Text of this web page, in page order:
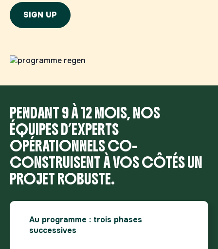
SIGN UP
PENDANT 9 À 12 MOIS, NOS
ÉQUIPES D’EXPERTS
OPÉRATIONNELS CO-
CONSTRUISENT À VOS CÔTÉS UN
PROJET ROBUSTE.
Au programme : trois phases
successives